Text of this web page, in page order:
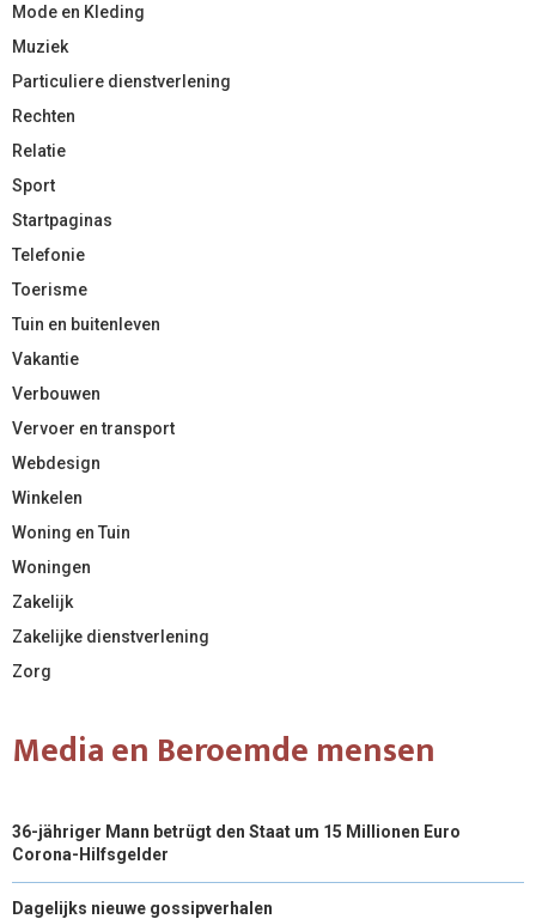
Mode en Kleding
Muziek
Particuliere dienstverlening
Rechten
Relatie
Sport
Startpaginas
Telefonie
Toerisme
Tuin en buitenleven
Vakantie
Verbouwen
Vervoer en transport
Webdesign
Winkelen
Woning en Tuin
Woningen
Zakelijk
Zakelijke dienstverlening
Zorg
Media en Beroemde mensen
36-jähriger Mann betrügt den Staat um 15 Millionen Euro
Corona-Hilfsgelder
Dagelijks nieuwe gossipverhalen